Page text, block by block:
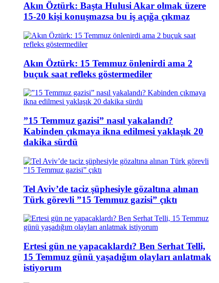
Akın Öztürk: Başta Hulusi Akar olmak üzere
15-20 kişi konuşmazsa bu iş açığa çıkmaz
Akın Öztürk: 15 Temmuz önlenirdi ama 2
buçuk saat refleks göstermediler
”15 Temmuz gazisi” nasıl yakalandı?
Kabinden çıkmaya ikna edilmesi yaklaşık 20
dakika sürdü
Tel Aviv’de taciz şüphesiyle gözaltına alınan
Türk görevli ”15 Temmuz gazisi” çıktı
Ertesi gün ne yapacaklardı? Ben Serhat Telli,
15 Temmuz günü yaşadığım olayları anlatmak
istiyorum